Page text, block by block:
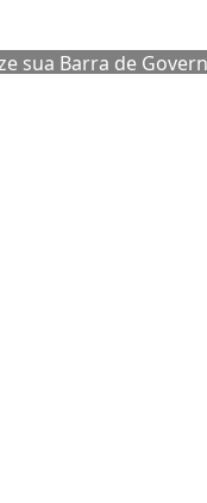
sua Barra de